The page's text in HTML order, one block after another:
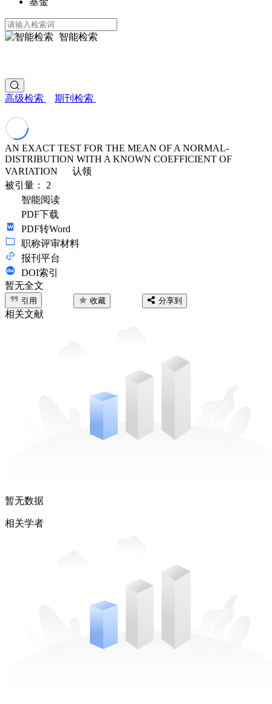
智能检索
高级检索 期刊检索
AN EXACT TEST FOR THE MEAN OF A NORMAL-
DISTRIBUTION WITH A KNOWN COEFFICIENT OF
VARIATION
认领
被引量： 2
智能阅读
PDF下载
PDF转Word
职称评审材料
报刊平台
DOI索引
暂无全文
引用 收藏 分享到
相关文献
暂无数据
相关学者